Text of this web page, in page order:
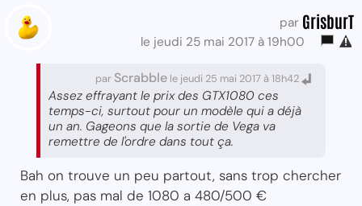
par GrisburT
le jeudi 25 mai 2017 à 19h00
par Scrabble le jeudi 25 mai 2017 à 18h42
Assez effrayant le prix des GTX1080 ces
temps-ci, surtout pour un modèle qui a déjà
un an. Gageons que la sortie de Vega va
remettre de l'ordre dans tout ça.
Bah on trouve un peu partout, sans trop chercher
en plus, pas mal de 1080 a 480/500 €